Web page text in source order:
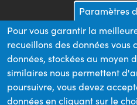
Paramètres
Pour vous garantir la
recueillons des données vous
données, stockées au moyen
similaires nous permettent
poursuivre, vous devez
données en cliquant sur le